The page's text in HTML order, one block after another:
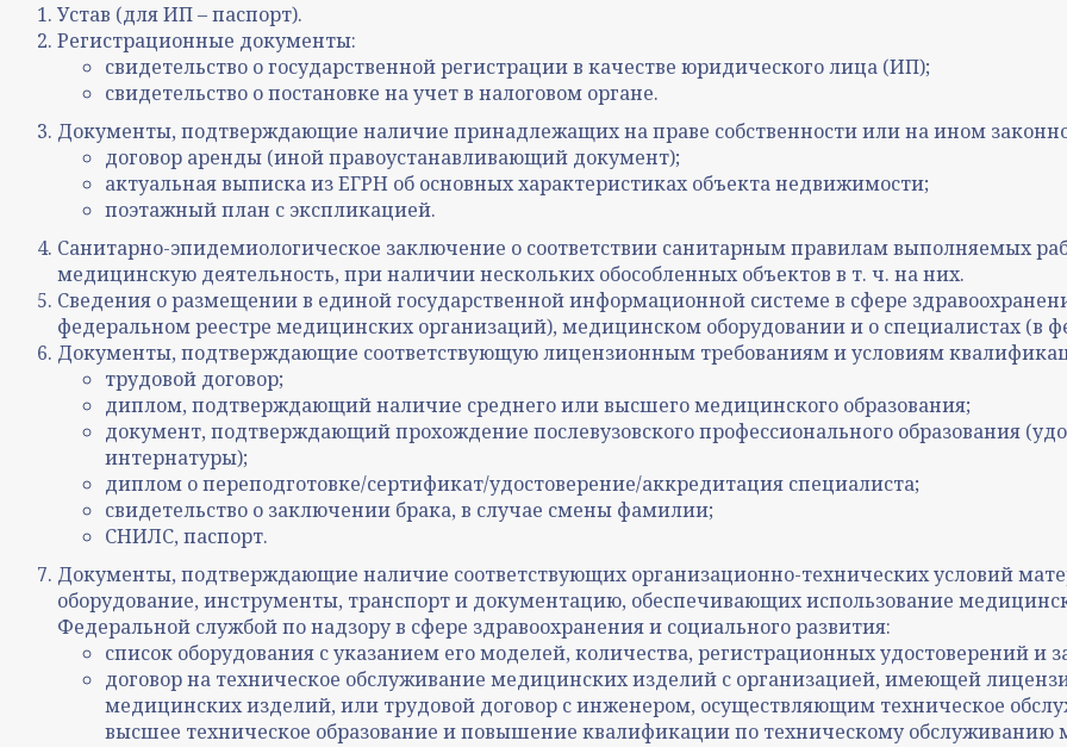
Устав (для ИП – паспорт).
Регистрационные документы:
свидетельство о государственной регистрации в качестве юридического лица (ИП);
свидетельство о постановке на учет в налоговом органе.
Документы, подтверждающие наличие принадлежащих на праве собственности или на ином
договор аренды (иной правоустанавливающий документ);
актуальная выписка из ЕГРН об основных характеристиках объекта недвижимости;
поэтажный план с экспликацией.
Санитарно-эпидемиологическое заключение о соответствии санитарным правилам выполняемых
медицинскую деятельность, при наличии нескольких обособленных объектов в т. ч. на них.
Сведения о размещении в единой государственной информационной системе в сфере
федеральном реестре медицинских организаций), медицинском оборудовании и о специалистах (в
Документы, подтверждающие соответствующую лицензионным требованиям и условиям
трудовой договор;
диплом, подтверждающий наличие среднего или высшего медицинского образования;
документ, подтверждающий прохождение послевузовского профессионального образования
интернатуры);
диплом о переподготовке/сертификат/удостоверение/аккредитация специалиста;
свидетельство о заключении брака, в случае смены фамилии;
СНИЛС, паспорт.
Документы, подтверждающие наличие соответствующих организационно-технических условий
оборудование, инструменты, транспорт и документацию, обеспечивающих использование
Федеральной службой по надзору в сфере здравоохранения и социального развития:
список оборудования с указанием его моделей, количества, регистрационных удостоверений
договор на техническое обслуживание медицинских изделий с организацией, имеющей
медицинских изделий, или трудовой договор с инженером, осуществляющим техническое
высшее техническое образование и повышение квалификации по техническому